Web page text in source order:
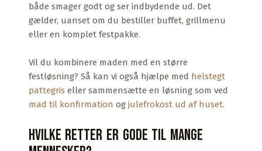
både smager godt og ser indbydende ud. Det
gælder, uanset om du bestiller buffet, grillmenu
eller en komplet festpakke.
Vil du kombinere maden med en større
festløsning? Så kan vi også hjælpe med helstegt
pattegris eller sammensætte en løsning som ved
mad til konfirmation og julefrokost ud af huset.
Hvilke retter er gode til mange